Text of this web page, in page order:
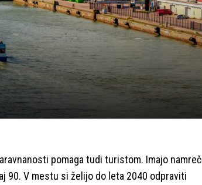
pomaga tudi turistom. Imajo namreč
90. V mestu si želijo do leta 2040 odpraviti